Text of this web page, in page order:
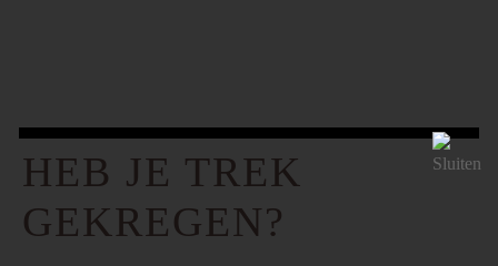
HEB JE TREK
GEKREGEN?